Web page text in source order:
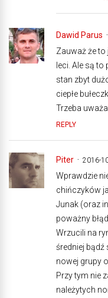
Dawid Parus
Zauważ że to
leci. Ale są
stan zbyt
ciepłe
Trzeba
REPLY
Piter 2016-
Wprawdzie
chińczyków
Junak (oraz
poważny
Wrzucili na
średniej bądź
nowej grupy
Przy tym nie
należytych